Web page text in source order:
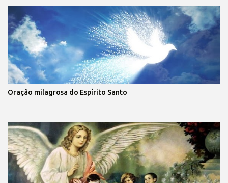
Oração milagrosa do Espírito Santo